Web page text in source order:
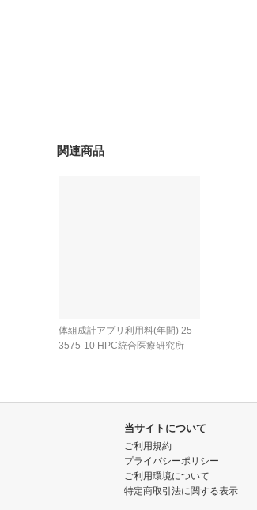
関連商品
体組成計アプリ利用料(年間) 25-
3575-10 HPC統合医療研究所
当サイトについて
ご利用規約
プライバシーポリシー
ご利用環境について
特定商取引法に関する表示